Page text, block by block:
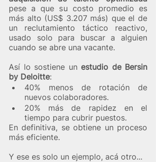
pese a que su costo promedio es
más alto (US$ 3.207 más) que el de
un reclutamiento táctico reactivo,
usado solo para buscar a alguien
cuando se abre una vacante.
Así lo sostiene un estudio de Bersin
by Deloitte:
40% menos de rotación de
nuevos colaboradores.
20% más de rapidez en el
tiempo para cubrir puestos.
En definitiva, se obtiene un proceso
más eficiente.
Y ese es solo un ejemplo, acá otro...